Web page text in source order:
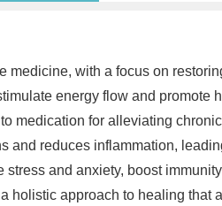
with a focus on
energy flow and
medication for alleviating
reduces inflammation,
and anxiety, boost
approach to healing